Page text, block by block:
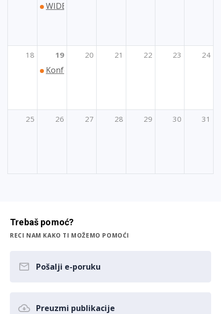
WIDERA: Informativni dan za hrvatske
18 19
Konferencija: Otvorena vlast u Hrvatskoj -
20 21 22 23 24
25 26 27 28 29 30 31
Trebaš pomoć?
RECI NAM KAKO TI MOŽEMO POMOĆI
Pošalji e-poruku
Preuzmi publikacije